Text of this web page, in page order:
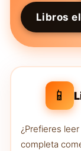
Libros
📱
¿Prefieres
completa